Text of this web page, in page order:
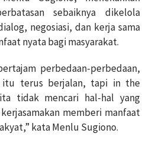
sebaiknya dikelola
negosiasi, dan kerja sama
nyata bagi masyarakat.
perbedaan-perbedaan,
itu terus berjalan, tapi in the
tidak mencari hal-hal yang
memberi manfaat
kata Menlu Sugiono.